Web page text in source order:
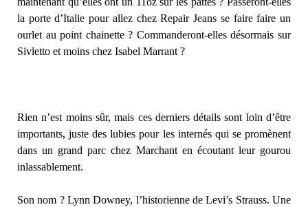
la porte d’Italie pour allez chez Repair Jeans se faire faire un
ourlet au point chainette ? Commanderont-elles désormais sur
Sivletto et moins chez Isabel Marrant ?
Rien n’est moins sûr, mais ces derniers détails sont loin d’être
importants, juste des lubies pour les internés qui se promènent
dans un grand parc chez Marchant en écoutant leur gourou
inlassablement.
Son nom ? Lynn Downey, l’historienne de Levi’s Strauss. Une